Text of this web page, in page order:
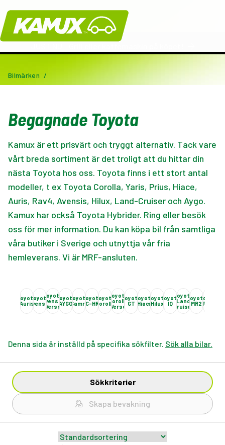
Kamux
Bilmärken /
Begagnade Toyota
Kamux är ett prisvärt och tryggt alternativ. Tack vare
vårt breda sortiment är det troligt att du hittar din
nästa Toyota hos oss. Toyota finns i ett stort antal
modeller, t ex Toyota Corolla, Yaris, Prius, Hiace,
Auris, Rav4, Avensis, Hilux, Land-Cruiser och Aygo.
Kamux har också Toyota Hybrider. Ring eller besök
oss för mer information. Du kan köpa bil från samtliga
våra butiker i Sverige och utnyttja vår fria
hemleverans. Vi är MRF-ansluten.
Toyota
Auris
Toyota
Avensis
Toyota
Avensis
Verso
Toyota
AYGO
Toyota
Camry
Toyota
C-HR
Toyota
Corolla
Toyota
Corolla
Verso
Toyota
GT
Toyota
Hiace
Toyota
Hilux
Toyota
IQ
Toyota
Land
Cruiser
Toyota
MR2
Toyota
Prius
Denna sida är inställd på specifika sökfilter. Sök alla bilar.
Sökkriterier
Skapa bevakning